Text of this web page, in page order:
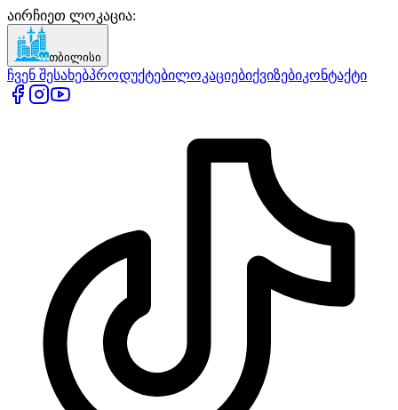
აირჩიეთ ლოკაცია:
თბილისი
ჩვენ შესახებპროდუქტებილოკაციებიქვიზებიკონტაქტი